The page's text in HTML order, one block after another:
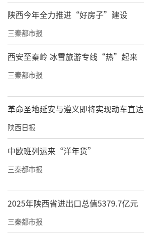
陕西今年全力推进“好房子”建设
三秦都市报
西安至秦岭 冰雪旅游专线“热”起来
三秦都市报
革命圣地延安与遵义即将实现动车直达
陕西日报
中欧班列运来“洋年货”
三秦都市报
2025年陕西省进出口总值5379.7亿元
三秦都市报